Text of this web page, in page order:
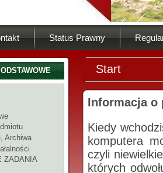
Status Prawny
Archiwa
ZADANIA
Start
Informacja o
Kiedy
komputera
czyli
których